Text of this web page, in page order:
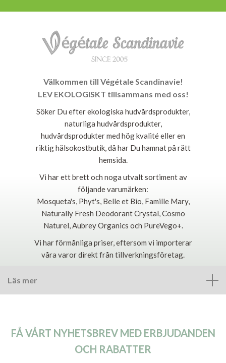
Välkommen till Végétale Scandinavie!
LEV EKOLOGISKT tillsammans med oss!
Söker Du efter ekologiska hudvårdsprodukter,
naturliga hudvårdsprodukter,
hudvårdsprodukter med hög kvalité eller en
riktig hälsokostbutik, då har Du hamnat på rätt
hemsida.
Vi har ett brett och noga utvalt sortiment av
följande varumärken:
Mosqueta's, Phyt's, Belle et Bio, Famille Mary,
Naturally Fresh Deodorant Crystal, Cosmo
Naturel, Aubrey Organics och PureVego+.
Vi har förmånliga priser, eftersom vi importerar
våra varor direkt från tillverkningsföretag.
Läs mer
FÅ VÅRT NYHETSBREV MED ERBJUDANDEN
OCH RABATTER